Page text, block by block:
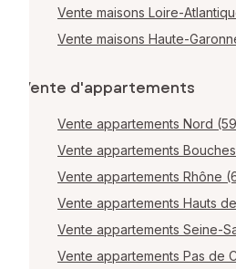
Vente maisons Loire-
Vente maisons Haute-
Vente d'appartements
Vente appartements Nord
Vente appartements
Vente appartements Rhône
Vente appartements Hauts
Vente appartements Seine-
Vente appartements Pas de